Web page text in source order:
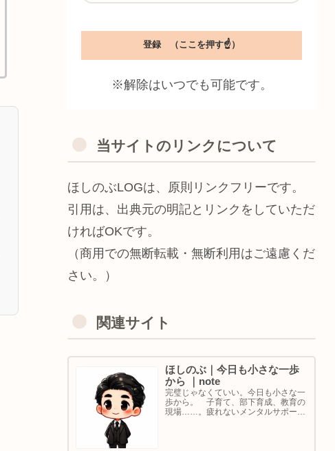
※解除はいつでも可能です。
当サイトのリンクについて
ほしのぶLOGは、原則リンクフリーです。
引用は、出典元の明記とリンクをしていただ
ければOKです。
（商用での無断転載・無断利用はご遠慮くだ
さい。）
関連サイト
ほしのぶ｜今日も小さな一歩
から ｜note
完璧じゃなくていい。今日も小さな一
歩から。 子育て、部下育成、教育の
現場……。疲れないメンタルサポート